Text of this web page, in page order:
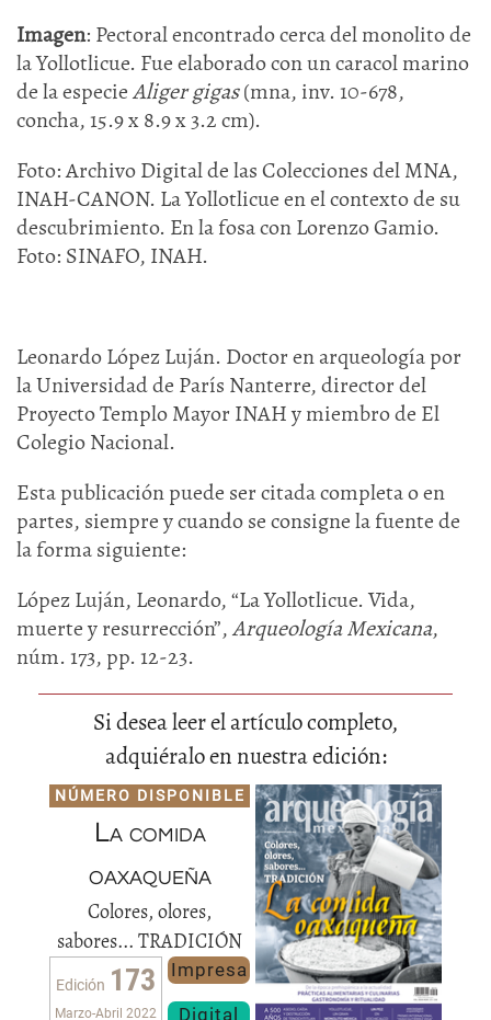
Imagen: Pectoral encontrado cerca del monolito de
la Yollotlicue. Fue elaborado con un caracol marino
de la especieAliger gigas(mna, inv. 10-678,
concha, 15.9 x 8.9 x 3.2 cm).
Foto: Archivo Digital de las Colecciones del MNA,
INAH-CANON. La Yollotlicue en el contexto de su
descubrimiento. En la fosa con Lorenzo Gamio.
Foto: SINAFO, INAH.
Leonardo López Luján. Doctor en arqueología por
la Universidad de París Nanterre, director del
Proyecto Templo Mayor INAH y miembro de El
Colegio Nacional.
Esta publicación puede ser citada completa o en
partes, siempre y cuando se consigne la fuente de
la forma siguiente:
López Luján, Leonardo, “La Yollotlicue. Vida,
muerte y resurrección”,Arqueología Mexicana,
núm. 173, pp. 12-23.
Si desea leer el artículo completo,
adquiéralo en nuestra edición:
NÚMERO DISPONIBLE
La comida
oaxaqueña
Colores, olores,
sabores... TRADICIÓN
Edición 173
Marzo-Abril 2022
Impresa
Digital